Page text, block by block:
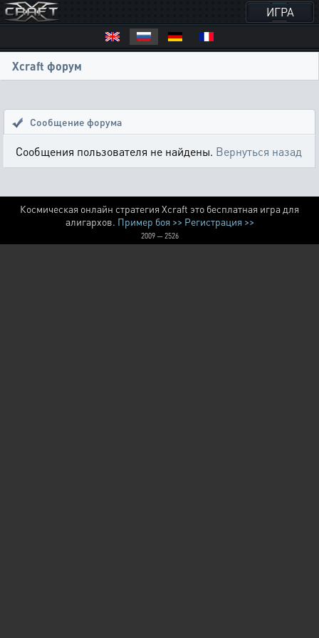
ИГРА
Xcraft форум
Сообщение форума
Сообщения пользователя не найдены. Вернуться назад
Космическая онлайн стратегия Xcraft это бесплатная игра для
алигархов. Пример боя >> Регистрация >>
2009 — 2526